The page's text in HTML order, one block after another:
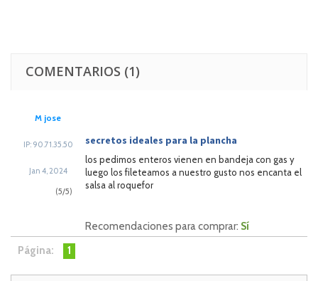
COMENTARIOS (1)
M jose
IP: 90.71.35.50
Jan 4, 2024
(5/5)
secretos ideales para la plancha
los pedimos enteros vienen en bandeja con gas y
luego los fileteamos a nuestro gusto nos encanta el
salsa al roquefor
Recomendaciones para comprar: Sí
Página:
1